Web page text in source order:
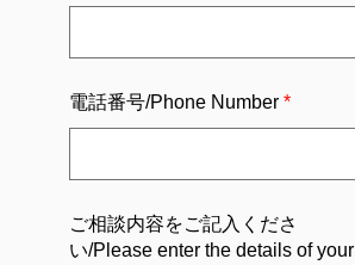
電話番号/Phone Number
ご相談内容をご記入くださ
い/Please enter the details of your